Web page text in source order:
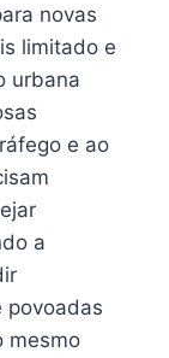
novas
limitado e
urbana
e ao
a
povoadas
mesmo